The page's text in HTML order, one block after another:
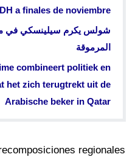
a finales de noviembre*
شولس يكرم سيلينسكي في
combineert politiek en
het zich terugtrekt uit de
Arabische beker in Qatar
regionales